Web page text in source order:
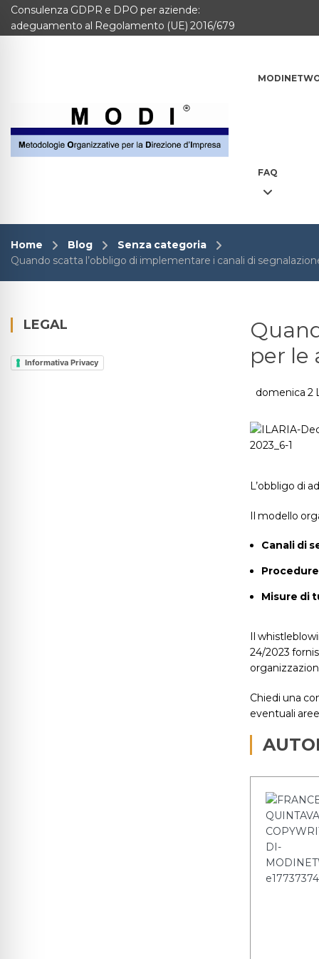
MODINETWORK
Chi Siamo
Corsi
Blog e info
Consulenza GDPR e DPO per aziende:
adeguamento al Regolamento (UE) 2016/679
FAQ
Home Blog
Senza categoria
Quando scatta l’obbligo di implementare i canali di
per le
domenica 2
L’obbligo di
Il modello
Canali di
Misure di
Il
24/2023
Chiedi una
eventuali
LEGAL
Informativa Privacy